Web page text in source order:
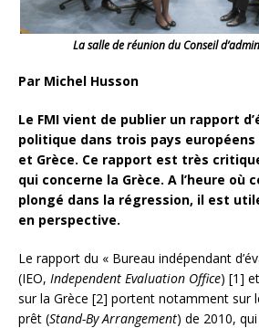
La salle de réunion du Conseil
Par Michel Husson
Le FMI vient de publier un rapport
politique dans trois pays
et Grèce. Ce rapport est très
qui concerne la Grèce. A l’heure où
plongé dans la régression, il est
en perspective.
Le rapport du « Bureau indépendant
(IEO, Independent Evaluation Office) [1]
sur la Grèce [2] portent notamment sur
prêt (Stand-By Arrangement) de 2010,